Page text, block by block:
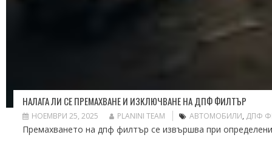
НАЛАГА ЛИ СЕ ПРЕМАХВАНЕ И ИЗКЛЮЧВАНЕ НА ДПФ ФИЛТЪР
НОЕМВРИ 25, 2025 PLANINI TEAM АВТОМОБИЛИ, ДПФ
Премахването на дпф филтър се извършва при